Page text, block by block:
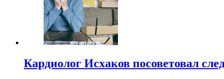
Кардиолог Исхаков посоветовал